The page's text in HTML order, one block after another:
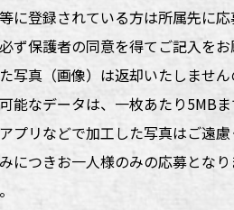
に登録されている方は所属先に
ず保護者の同意を得てご記入をお
写真（画像）は返却いたしません
能なデータは、一枚あたり5MB
プリなどで加工した写真はご遠慮
につきお一人様のみの応募とな